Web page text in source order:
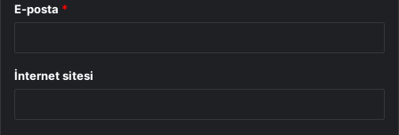
E-posta *
İnternet sitesi